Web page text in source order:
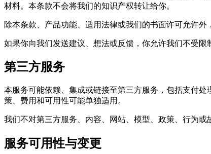
材料。本条款不会将我们的知识产权转让给你。
除本条款、产品功能、适用法律或我们的书面许可允许
如果你向我们发送建议、想法或反馈，你允许我们不受
第三方服务
本服务可能依赖、集成或链接至第三方服务，包括支付
策、费用和可用性可能单独适用。
我们不对第三方服务、内容、网站、模型、政策、行为
服务可用性与变更